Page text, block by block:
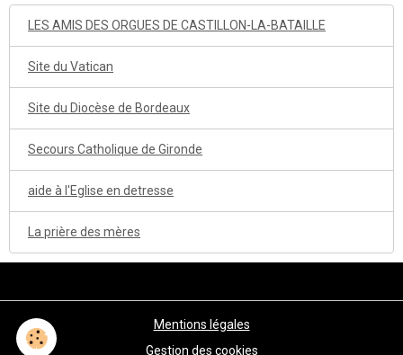
LES AMIS DES ORGUES DE CASTILLON-LA-BATAILLE
Site du Vatican
Site du Diocèse de Bordeaux
Secours Catholique de Gironde
aide à l'Eglise en detresse
La prière des mères
Mentions légales
Gestion des cookies